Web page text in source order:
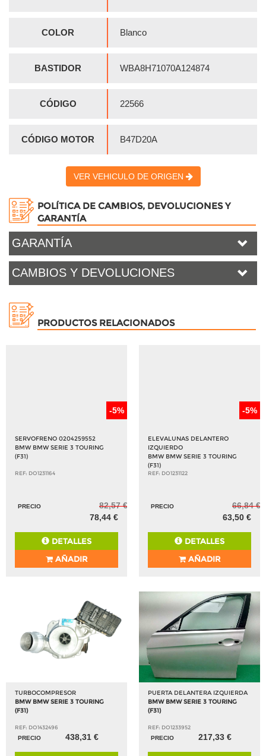
COLOR Blanco
BASTIDOR WBA8H71070A124874
CÓDIGO 22566
CÓDIGO MOTOR B47D20A
VER VEHICULO DE ORIGEN
POLÍTICA DE CAMBIOS, DEVOLUCIONES Y
GARANTÍA
GARANTÍA
CAMBIOS Y DEVOLUCIONES
PRODUCTOS RELACIONADOS
-5%
SERVOFRENO 0204259552
BMW BMW SERIE 3 TOURING
(F31)
REF: DO1231164
PRECIO
82,57 €
78,44 €
DETALLES
AÑADIR
-5%
ELEVALUNAS DELANTERO
IZQUIERDO
BMW BMW SERIE 3 TOURING
(F31)
REF: DO1231122
PRECIO
66,84 €
63,50 €
DETALLES
AÑADIR
TURBOCOMPRESOR
BMW BMW SERIE 3 TOURING
(F31)
REF: DO1432496
PRECIO
438,31 €
PUERTA DELANTERA IZQUIERDA
BMW BMW SERIE 3 TOURING
(F31)
REF: DO1233952
PRECIO
217,33 €